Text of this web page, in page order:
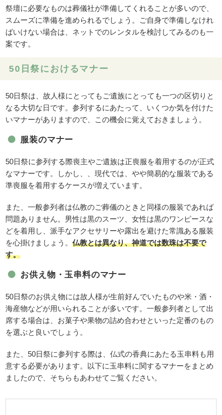
祭壇に必要なものは葬儀社が準備してくれることが多いので、
スムーズに準備を進められるでしょう。ご自身で準備しなけれ
ばいけない場合は、ネットでのレンタルを検討してみるのも一
案です。
50日祭におけるマナー
50日祭は、故人様にとってもご遺族にとっても一つの区切りと
なる大切な日です。参列するにあたって、いくつか気を付けた
いマナーがありますので、この機会に覚えておきましょう。
服装のマナー
50日祭に参列する際喪主やご遺族は正喪服を着用するのが正式
なマナーです。しかし、、現代では、やや簡易的な服装である
準喪服を着用するケースが増えています。
また、一般参列者は仏教のご葬儀のときと同様の服装であれば
問題ありません。男性は黒のスーツ、女性は黒のワンピースな
どを着用し、派手なアクセサリーや露出を避けた常識ある服装
を心掛けましょう。仏教とは異なり、神道では数珠は不要で
す。
お供え物・玉串料のマナー
50日祭のお供え物には故人様が生前好んでいたものや米・酒・
海産物などが用いられることが多いです。一般参列者として出
席する場合は、お菓子や果物の詰め合わせといった定番のもの
を選ぶと良いでしょう。
また、50日祭に参列する際は、仏式の香典にあたる玉串料も用
意する必要があります。以下に玉串料に関するマナーをまとめ
ましたので、そちらもあわせてご覧ください。